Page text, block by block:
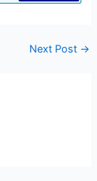
Next Post →